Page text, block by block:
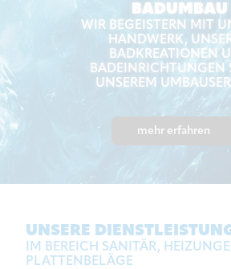
BADUMBAU
WIR BEGEISTERN MIT
HANDWERK,
BADKREATIONEN
BADEINRICHTUNGEN
UNSEREM
mehr erfahren
UNSERE
IM BEREICH SANITÄR,
PLATTENBELÄGE